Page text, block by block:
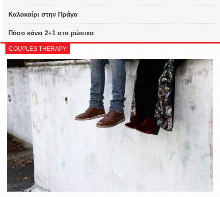
Καλοκαίρι στην Πράγα
Πόσο κάνει 2+1 στα ρώσικα
COUPLES THERAPY